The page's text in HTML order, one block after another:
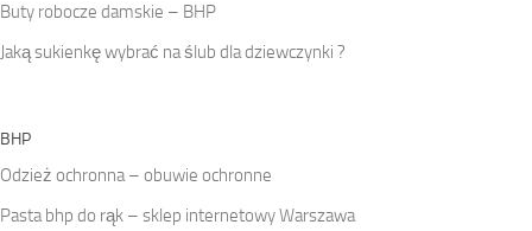
Buty robocze damskie – BHP
Jaką sukienkę wybrać na ślub dla dziewczynki ?
BHP
Odzież ochronna – obuwie ochronne
Pasta bhp do rąk – sklep internetowy Warszawa